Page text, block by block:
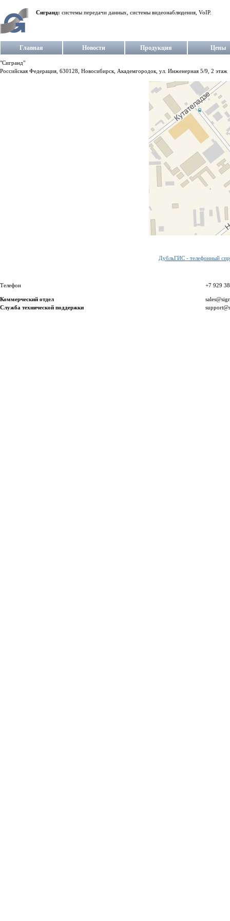
Сигранд: системы передачи данных, системы видеонаблюдения, VoIP.
Главная Новости Продукция Цены
"Сигранд"
Российская Федерация, 630128, Новосибирск, Академгородок, ул. Инженерная 5/9, 2 этаж
ДубльГИС - телефонный
Телефон +7 929
Коммерческий отдел
Служба технической поддержки